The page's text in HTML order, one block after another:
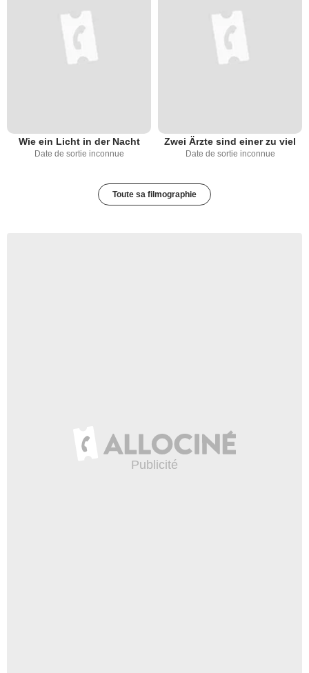
Wie ein Licht in der Nacht
Date de sortie inconnue
Zwei Ärzte sind einer zu viel
Date de sortie inconnue
Toute sa filmographie